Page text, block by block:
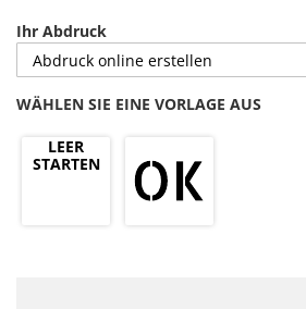
Ihr Abdruck
WÄHLEN SIE EINE VORLAGE AUS
LEER
STARTEN